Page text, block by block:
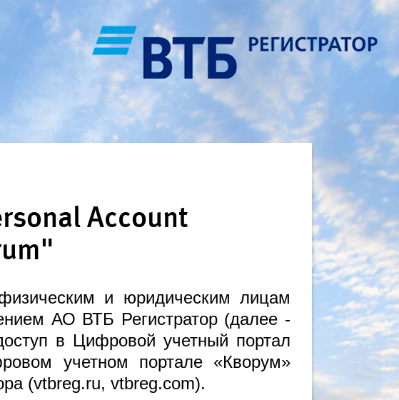
Account
и юридическим лицам
АО ВТБ Регистратор (далее -
в Цифровой учетный портал
учетном портале «Кворум»
(vtbreg.ru, vtbreg.com).